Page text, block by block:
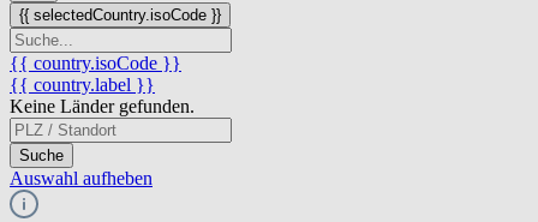
{{ selectedCountry.isoCode }}
{{ country.isoCode }}
{{ country.label }}
Keine Länder gefunden.
Suche
Auswahl aufheben